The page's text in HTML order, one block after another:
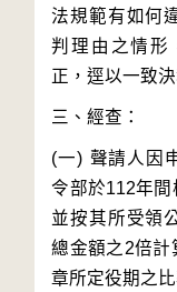
法規範有如何
判理由之情形
(一)	聲請人因申請提前退伍，經國防部陸軍司
令部於112年間
並按其所受領
總金額之2倍計